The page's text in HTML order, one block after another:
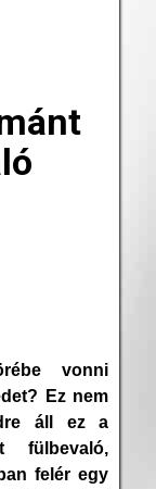
vonni
Ez nem
áll ez a
fülbevaló,
felér egy